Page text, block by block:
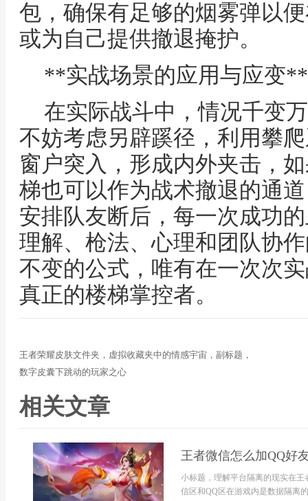
包，确保有足够的烟雾弹以
或为自己提供撤退掩护。
**实战场景的应用与应变**
在实际战斗中，情况千变
不妨考虑另辟蹊径，利用攀
窗户突入，形成内外夹击，
梯也可以作为战术撤退的通
安排队友断后，每一次成功
理解、枪法、心理和团队协
不变的公式，唯有在一次次
真正的楼梯掌控者。
王者荣耀皮肤文件夹，虚拟收藏夹中的情感宇宙，副标题，
数字皮囊下跳动的玩家之心
相关文章
王者微信怎么加QQ好
小标题，理解平台隔离的现实在
信区和QQ区在游戏内是数据隔离